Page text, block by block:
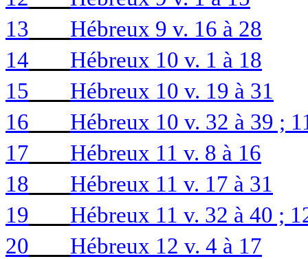
13
Hébreux 9 v. 16 à 28
14
Hébreux 10 v. 1 à 18
15
Hébreux 10 v. 19 à 31
16
Hébreux 10 v. 32 à 39 ;
17
Hébreux 11 v. 8 à 16
18
Hébreux 11 v. 17 à 31
19
Hébreux 11 v. 32 à 40 ;
20
Hébreux 12 v. 4 à 17